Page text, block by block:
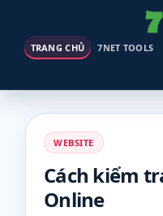
TRANG CHỦ 7NET TOOLS
WEBSITE
Cách kiểm
Online